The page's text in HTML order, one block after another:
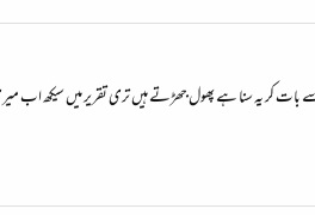
سے بات کر یہ سنا ہے پھول جھڑتے ہیں تری تقریر میں سیکھ اب